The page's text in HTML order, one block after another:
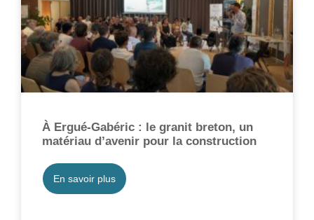
À Ergué-Gabéric : le granit breton, un
matériau d’avenir pour la construction
En savoir plus